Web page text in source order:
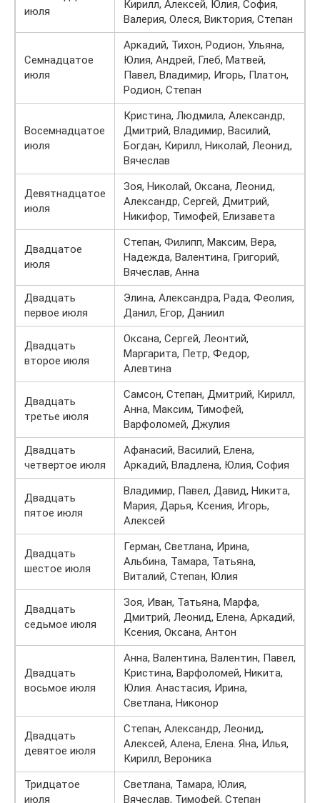
июля
Кирилл, Алексей, Юлия, София,
Валерия, Олеся, Виктория, Степан
Семнадцатое
июля
Аркадий, Тихон, Родион, Ульяна,
Юлия, Андрей, Глеб, Матвей,
Павел, Владимир, Игорь, Платон,
Родион, Степан
Восемнадцатое
июля
Кристина, Людмила, Александр,
Дмитрий, Владимир, Василий,
Богдан, Кирилл, Николай, Леонид,
Вячеслав
Девятнадцатое
июля
Зоя, Николай, Оксана, Леонид,
Александр, Сергей, Дмитрий,
Никифор, Тимофей, Елизавета
Двадцатое
июля
Степан, Филипп, Максим, Вера,
Надежда, Валентина, Григорий,
Вячеслав, Анна
Двадцать
первое июля
Элина, Александра, Рада, Феолия,
Данил, Егор, Даниил
Двадцать
второе июля
Оксана, Сергей, Леонтий,
Маргарита, Петр, Федор,
Алевтина
Двадцать
третье июля
Самсон, Степан, Дмитрий, Кирилл,
Анна, Максим, Тимофей,
Варфоломей, Джулия
Двадцать
четвертое июля
Афанасий, Василий, Елена,
Аркадий, Владлена, Юлия, София
Двадцать
пятое июля
Владимир, Павел, Давид, Никита,
Мария, Дарья, Ксения, Игорь,
Алексей
Двадцать
шестое июля
Герман, Светлана, Ирина,
Альбина, Тамара, Татьяна,
Виталий, Степан, Юлия
Двадцать
седьмое июля
Зоя, Иван, Татьяна, Марфа,
Дмитрий, Леонид, Елена, Аркадий,
Ксения, Оксана, Антон
Двадцать
восьмое июля
Анна, Валентина, Валентин, Павел,
Кристина, Варфоломей, Никита,
Юлия. Анастасия, Ирина,
Светлана, Никонор
Двадцать
девятое июля
Степан, Александр, Леонид,
Алексей, Алена, Елена. Яна, Илья,
Кирилл, Вероника
Тридцатое
июля
Светлана, Тамара, Юлия,
Вячеслав, Тимофей, Степан